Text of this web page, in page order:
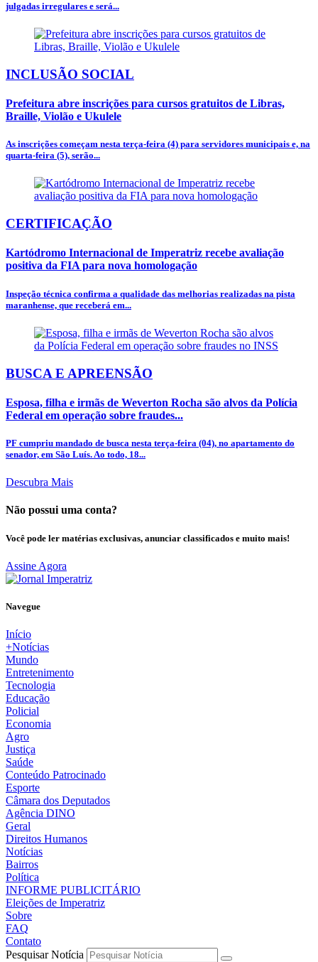
julgadas irregulares e será...
INCLUSÃO SOCIAL
Prefeitura abre inscrições para cursos gratuitos de Libras,
Braille, Violão e Ukulele
As inscrições começam nesta terça-feira (4) para servidores municipais e, na
quarta-feira (5), serão...
CERTIFICAÇÃO
Kartódromo Internacional de Imperatriz recebe avaliação
positiva da FIA para nova homologação
Inspeção técnica confirma a qualidade das melhorias realizadas na pista
maranhense, que receberá em...
BUSCA E APREENSÃO
Esposa, filha e irmãs de Weverton Rocha são alvos da Polícia
Federal em operação sobre fraudes...
PF cumpriu mandado de busca nesta terça-feira (04), no apartamento do
senador, em São Luís. Ao todo, 18...
Descubra Mais
Não possui uma conta?
Você pode ler matérias exclusivas, anunciar classificados e muito mais!
Assine Agora
Navegue
Início
+Notícias
Mundo
Entretenimento
Tecnologia
Educação
Policial
Economia
Agro
Justiça
Saúde
Conteúdo Patrocinado
Esporte
Câmara dos Deputados
Agência DINO
Geral
Direitos Humanos
Notícias
Bairros
Política
INFORME PUBLICITÁRIO
Eleições de Imperatriz
Sobre
FAQ
Contato
Pesquisar Notícia